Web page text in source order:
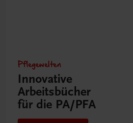
Pflegewelten
Innovative
Arbeitsbücher
für die PA/PFA